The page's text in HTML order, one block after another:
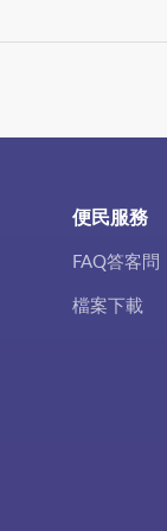
便民服務
FAQ答客問
檔案下載